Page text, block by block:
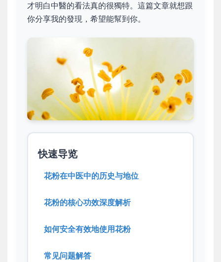
才明白中醫的看法真的很獨特。這篇文章就想跟
你分享我的發現，希望能幫到你。
快速导览
花粉在中医中的历史与地位
花粉的核心功效深度解析
如何安全有效地使用花粉
常见问题解答